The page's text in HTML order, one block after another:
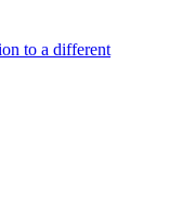
to a different